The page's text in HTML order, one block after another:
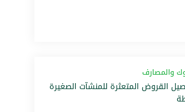
والمصارف
القروض المتعثرة للمنشآت الصغيرة